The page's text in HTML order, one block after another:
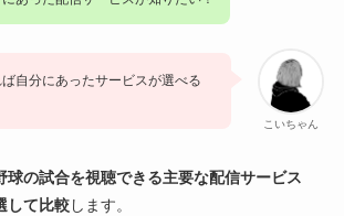
こいちゃん
自分にあったサービスが選べる
球の試合を視聴できる主要な配信サービス
して比較します。